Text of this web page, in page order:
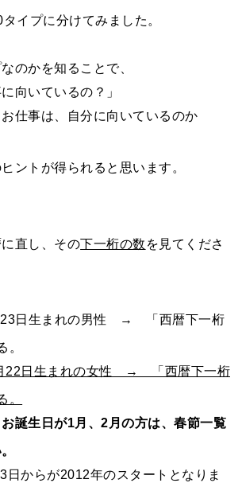
イプに分けてみました。
のかを知ることで、
向いているの？」
お仕事は、自分に向いているのか
ントが得られると思います。
直し、その下一桁の数 を見てくださ
23日生まれの男性 → 「西暦下一桁
。
22日生まれの女性 → 「西暦下一桁
。
誕生日が1月、2月の方は、春節一覧
日からが2012年のスタートとなりま